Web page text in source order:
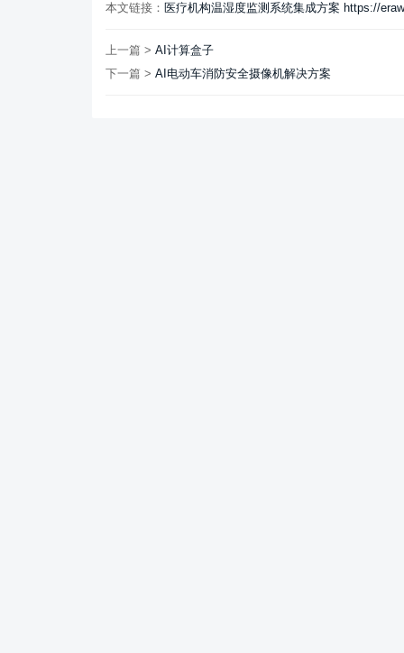
本文链接： 医疗机构温湿度监测系统集成方案 https://
上一篇 > AI计算盒子
下一篇 > ‌AI电动车消防安全摄像机解决方案‌